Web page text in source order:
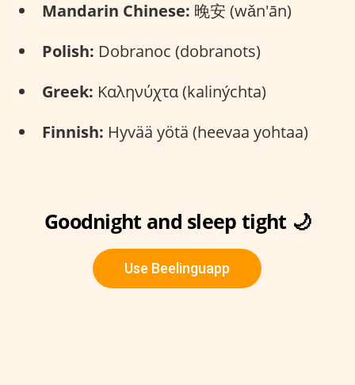
Mandarin Chinese: 晚安 (wǎn'ān)
Polish: Dobranoc (dobranots)
Greek: Καληνύχτα (kalinýchta)
Finnish: Hyvää yötä (heevaa yohtaa)
Goodnight and sleep tight 🌙
Use Beelinguapp